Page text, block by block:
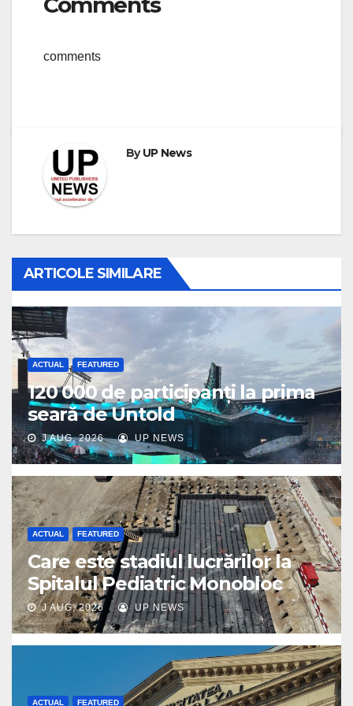
comments
ByUP News
ARTICOLE SIMILARE
ACTUAL FEATURED
120 000 de participanți la prima
seară de Untold
J AUG, 2026 UP NEWS
ACTUAL FEATURED
Care este stadiul lucrărilor la
Spitalul Pediatric Monobloc
J AUG, 2026 UP NEWS
ACTUAL FEATURED